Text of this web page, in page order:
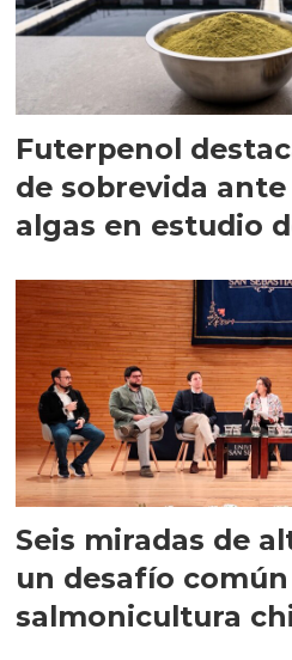
Futerpenol
de sobrevida
algas en estudio
Seis miradas de
un desafío
salmonicultura